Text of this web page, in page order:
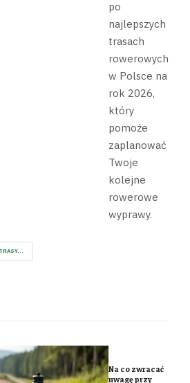
po
najlepszych
trasach
rowerowych
w Polsce na
rok 2026,
który
pomoże
zaplanować
Twoje
kolejne
rowerowe
wyprawy.
Na co zwracać
uwagę przy